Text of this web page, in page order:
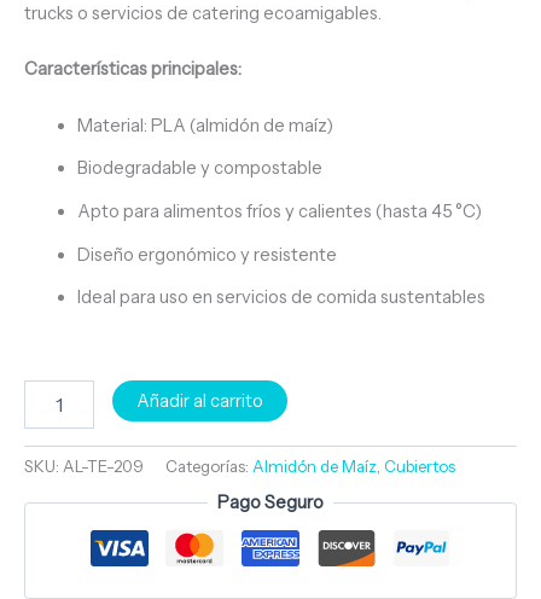
trucks o servicios de catering ecoamigables.
Características principales:
Material: PLA (almidón de maíz)
Biodegradable y compostable
Apto para alimentos fríos y calientes (hasta 45 °C)
Diseño ergonómico y resistente
Ideal para uso en servicios de comida sustentables
Añadir al carrito
SKU: AL-TE-209 Categorías: Almidón de Maíz Cubiertos
Pago Seguro